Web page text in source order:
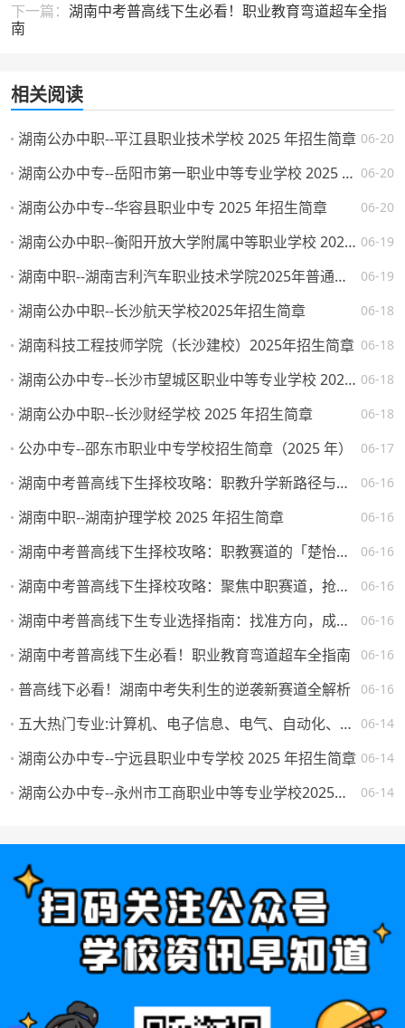
下一篇： 湖南中考普高线下生必看！职业教育弯道超车全指
南
相关阅读
06-20
湖南公办中职--平江县职业技术学校 2025 年招生简章
06-20
湖南公办中专--岳阳市第一职业中等专业学校 2025 年招生简章
06-20
湖南公办中专--华容县职业中专 2025 年招生简章
06-19
湖南公办中职--衡阳开放大学附属中等职业学校 2025 年招生简章
06-19
湖南中职--湖南吉利汽车职业技术学院2025年普通高校招生章程
06-18
湖南公办中职--长沙航天学校2025年招生简章
06-18
湖南科技工程技师学院（长沙建校）2025年招生简章
06-18
湖南公办中专--长沙市望城区职业中等专业学校 2025 年招生简章
06-18
湖南公办中职--长沙财经学校 2025 年招生简章
06-17
公办中专--邵东市职业中专学校招生简章（2025 年）
06-16
湖南中考普高线下生择校攻略：职教升学新路径与热门院校解析
06-16
湖南中职--湖南护理学校 2025 年招生简章
06-16
湖南中考普高线下生择校攻略：职教赛道的「楚怡」机遇与突围路径
06-16
湖南中考普高线下生择校攻略：聚焦中职赛道，抢占升学就业先机
06-16
湖南中考普高线下生专业选择指南：找准方向，成就未来
06-16
湖南中考普高线下生必看！职业教育弯道超车全指南
06-16
普高线下必看！湖南中考失利生的逆袭新赛道全解析
06-14
五大热门专业:计算机、电子信息、电气、自动化、机械。学校怎么选，将来就业如何？
06-14
湖南公办中专--宁远县职业中专学校 2025 年招生简章
06-14
湖南公办中专--永州市工商职业中等专业学校2025年一年级新生填报志愿须知